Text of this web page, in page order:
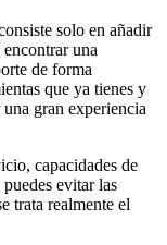
solo en añadir
una
de forma
que ya tienes y
gran experiencia
capacidades de
evitar las
trata realmente el